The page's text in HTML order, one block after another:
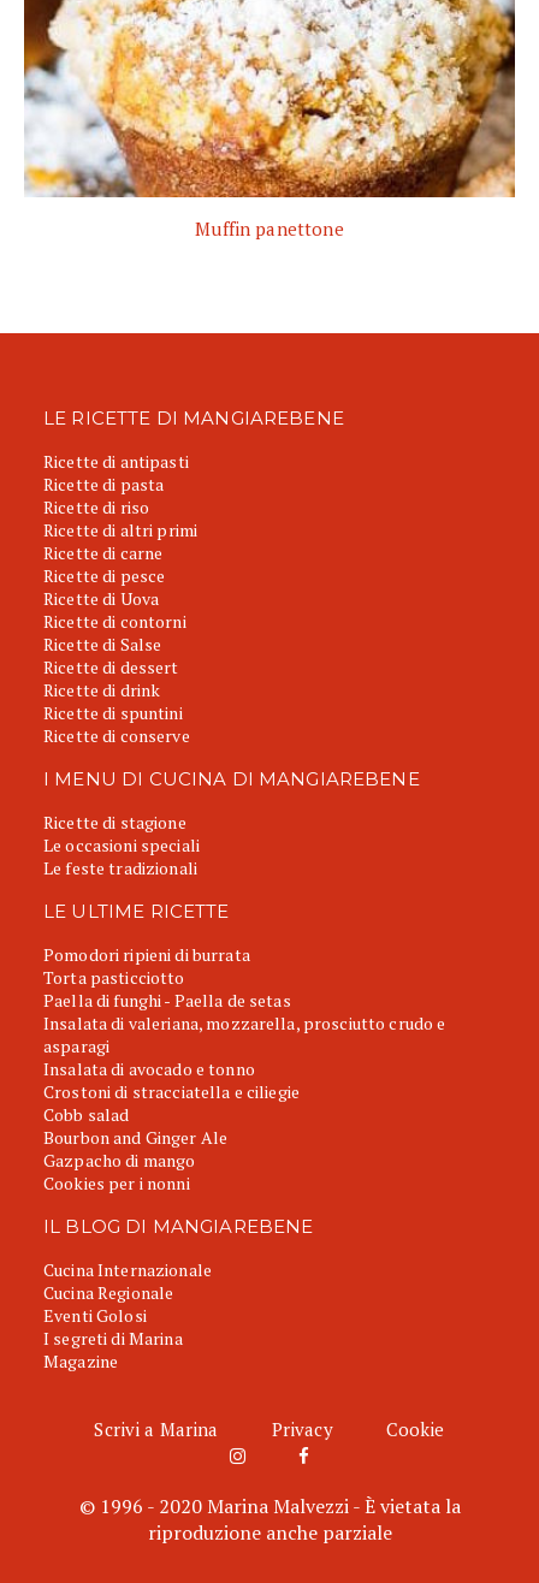
Muffin panettone
LE RICETTE DI MANGIAREBENE
Ricette di antipasti
Ricette di pasta
Ricette di riso
Ricette di altri primi
Ricette di carne
Ricette di pesce
Ricette di Uova
Ricette di contorni
Ricette di Salse
Ricette di dessert
Ricette di drink
Ricette di spuntini
Ricette di conserve
I MENU DI CUCINA DI MANGIAREBENE
Ricette di stagione
Le occasioni speciali
Le feste tradizionali
LE ULTIME RICETTE
Pomodori ripieni di burrata
Torta pasticciotto
Paella di funghi - Paella de setas
Insalata di valeriana, mozzarella, prosciutto crudo e
asparagi
Insalata di avocado e tonno
Crostoni di stracciatella e ciliegie
Cobb salad
Bourbon and Ginger Ale
Gazpacho di mango
Cookies per i nonni
IL BLOG DI MANGIAREBENE
Cucina Internazionale
Cucina Regionale
Eventi Golosi
I segreti di Marina
Magazine
Scrivi a Marina Privacy Cookie
© 1996 - 2020 Marina Malvezzi - È vietata la
riproduzione anche parziale